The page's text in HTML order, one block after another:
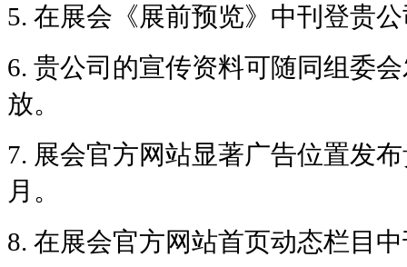
5. 在展会《展前预览》中刊登贵
6. 贵公司的宣传资料可随同组委
放。
7. 展会官方网站显著广告位置发
月。
8. 在展会官方网站首页动态栏目